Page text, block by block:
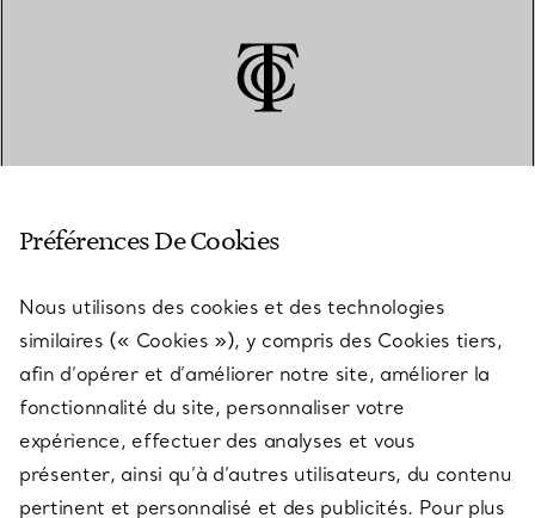
SERVICES
À PROPOS
QUESTIONS LÉGALES
Préférences De Cookies
Nous utilisons des cookies et des technologies
similaires (« Cookies »), y compris des Cookies tiers,
afin d’opérer et d’améliorer notre site, améliorer la
fonctionnalité du site, personnaliser votre
expérience, effectuer des analyses et vous
présenter, ainsi qu’à d’autres utilisateurs, du contenu
pertinent et personnalisé et des publicités. Pour plus